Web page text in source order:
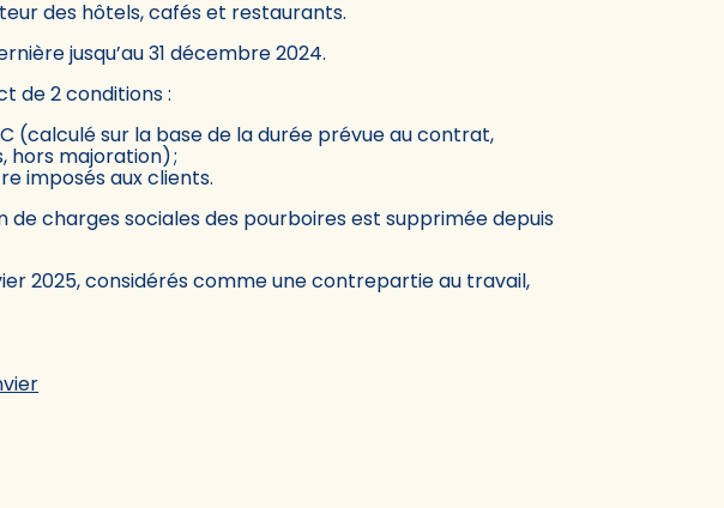
des hôtels, cafés et restaurants.
jusqu’au 31 décembre 2024.
de 2 conditions :
(calculé sur la base de la durée prévue au contrat,
hors majoration) ;
imposés aux clients.
charges sociales des pourboires est supprimée depuis
2025, considérés comme une contrepartie au travail,